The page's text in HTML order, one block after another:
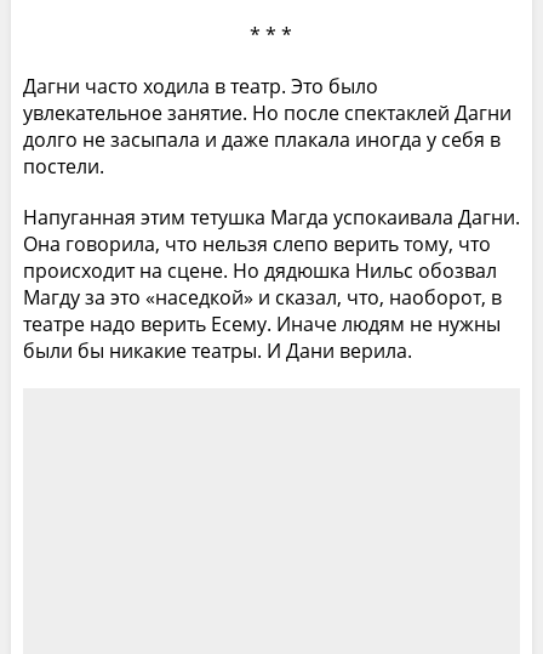
* * *
Дагни часто ходила в театр. Это было
увлекательное занятие. Но после спектаклей Дагни
долго не засыпала и даже плакала иногда у себя в
постели.
Напуганная этим тетушка Магда успокаивала Дагни.
Она говорила, что нельзя слепо верить тому, что
происходит на сцене. Но дядюшка Нильс обозвал
Магду за это «наседкой» и сказал, что, наоборот, в
театре надо верить Есему. Иначе людям не нужны
были бы никакие театры. И Дани верила.